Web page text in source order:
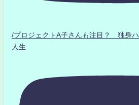
/プロジェクトA子さんも注目？ 独身
人生